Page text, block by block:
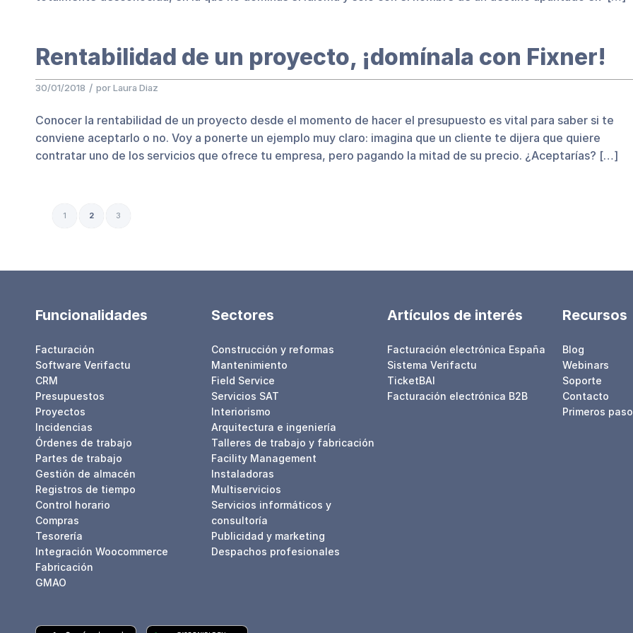
Rentabilidad de un proyecto, ¡domínala con Fixner!
30/01/2018 / porLaura Diaz
Conocer la rentabilidad de un proyecto desde el momento de hacer el presupuesto es vital para saber si te
conviene aceptarlo o no. Voy a ponerte un ejemplo muy claro: imagina que un cliente te dijera que quiere
contratar uno de los servicios que ofrece tu empresa, pero pagando la mitad de su precio. ¿Aceptarías? […]
1 2 3
Funcionalidades
Facturación
Software Verifactu
CRM
Presupuestos
Proyectos
Incidencias
Órdenes de trabajo
Partes de trabajo
Gestión de almacén
Registros de tiempo
Control horario
Compras
Tesorería
Integración Woocommerce
Fabricación
GMAO
Sectores
Construcción y reformas
Mantenimiento
Field Service
Servicios SAT
Interiorismo
Arquitectura e ingeniería
Talleres de trabajo y fabricación
Facility Management
Instaladoras
Multiservicios
Servicios informáticos y
consultoría
Publicidad y marketing
Despachos profesionales
Artículos de interés
Facturación electrónica España
Sistema Verifactu
TicketBAI
Facturación electrónica B2B
Recursos
Blog
Webinars
Soporte
Contacto
Primeros